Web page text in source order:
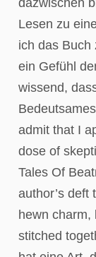
dazwischen
Lesen zu
ich das Buch
ein Gefühl
wissend,
admit that I
dose of
Tales Of
author’s deft
hewn charm,
stitched